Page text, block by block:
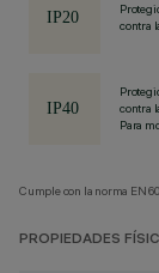
contra
contra
Para
Cumple con la norma
PROPIEDADES